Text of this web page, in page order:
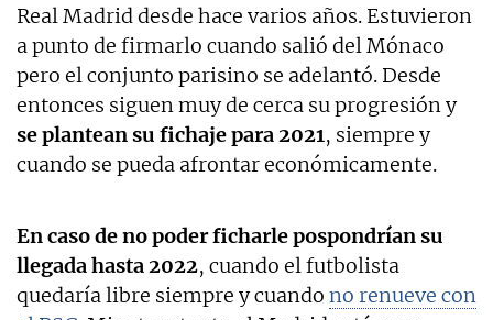
Real Madrid desde hace varios años. Estuvieron
a punto de firmarlo cuando salió del Mónaco
pero el conjunto parisino se adelantó. Desde
entonces siguen muy de cerca su progresión y
se plantean su fichaje para 2021, siempre y
cuando se pueda afrontar económicamente.
En caso de no poder ficharle pospondrían su
llegada hasta 2022, cuando el futbolista
quedaría libre siempre y cuando no renueve con